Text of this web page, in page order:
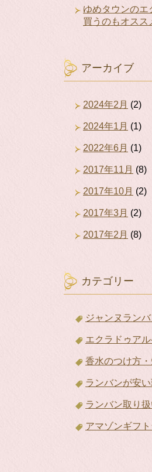
ゆめタウンのエ
買うのもオスス
アーカイブ
2024年2月 (2)
2024年1月 (1)
2022年6月 (1)
2017年11月 (8)
2017年10月 (2)
2017年3月 (2)
2017年2月 (8)
カテゴリー
ジャンヌラン
エクラドゥアル
香水のつけ方
ランバンが安
ランバン取り
アマゾンギフ